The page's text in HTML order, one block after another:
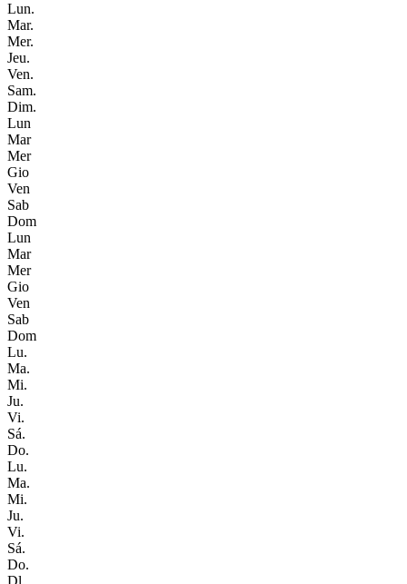
Lun.
Mar.
Mer.
Jeu.
Ven.
Sam.
Dim.
Lun
Mar
Mer
Gio
Ven
Sab
Dom
Lun
Mar
Mer
Gio
Ven
Sab
Dom
Lu.
Ma.
Mi.
Ju.
Vi.
Sá.
Do.
Lu.
Ma.
Mi.
Ju.
Vi.
Sá.
Do.
Dl.